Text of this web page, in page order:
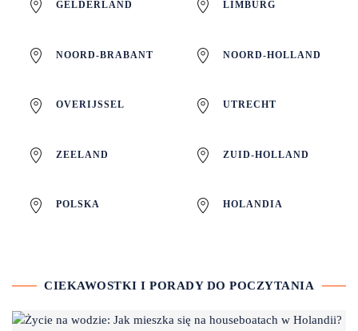
GELDERLAND LIMBURG
NOORD-BRABANT NOORD-HOLLAND
OVERIJSSEL UTRECHT
ZEELAND ZUID-HOLLAND
POLSKA HOLANDIA
CIEKAWOSTKI I PORADY DO POCZYTANIA